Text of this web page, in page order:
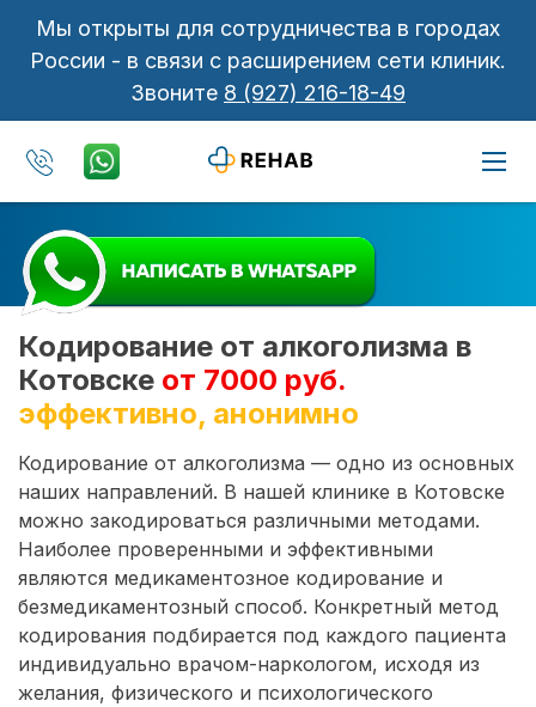
Мы открыты для сотрудничества в городах
России - в связи с расширением сети клиник.
Звоните 8 (927) 216-18-49
Кодирование от алкоголизма в
Котовске от 7000 руб.
эффективно, анонимно
Кодирование от алкоголизма — одно из основных
наших направлений. В нашей клинике в Котовске
можно закодироваться различными методами.
Наиболее проверенными и эффективными
являются медикаментозное кодирование и
безмедикаментозный способ. Конкретный метод
кодирования подбирается под каждого пациента
индивидуально врачом-наркологом, исходя из
желания, физического и психологического